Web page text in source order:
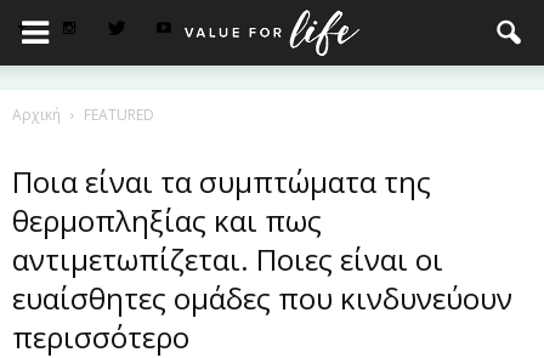
Αρχική FEATURED
Ποια είναι τα συμπτώματα της
θερμοπληξίας και πως
αντιμετωπίζεται. Ποιες είναι οι
ευαίσθητες ομάδες που κινδυνεύουν
περισσότερο